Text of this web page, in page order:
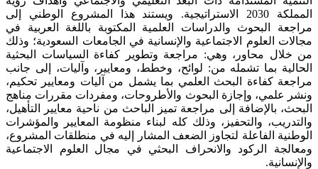
المملكة 2030 الاستراتيجية. ويستند هذا المشروع الوطني إلى
مراجعة البحوث والدراسات العلمية المكتوبة باللغة العربية في
مجالات العلوم الاجتماعية والإنسانية في الجامعات السعودية؛ وذلك
من خلال محاور، وهي: مراجعة وتطوير كفاءة السياسات البحثية
الحالية بما تشمله من: لوائح، وخطط، ومعايير، وآليات، إلى جانب
مراجعة كفاءة البحث العلمي بما يشمل من آليات ومعايير تحكيم،
ونشر علمي، وإجازة البحوث والأطروحات، ومفردات مقررات مناهج
البحث، بالإضافة إلى مراجعة تميز الباحث من ناحية معايير التأهيل،
والتدريب، والتحفيز، وذلك كله لبناء منظومة المعايير والمؤشرات
الوطنية الفاعلة لتجاوز الضعف المشار إليه في منطلقات المشروع،
ومعالجة الركود والانحراف البحثي في مجال العلوم الاجتماعية
والإنسانية.